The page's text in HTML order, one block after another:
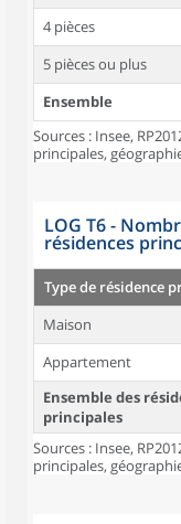
4 pièces
5 pièces ou plus
Ensemble
Sources : Insee,
principales,
LOG T6 -
résidences
Type de résidence
Maison
Appartement
Ensemble des
principales
Sources : Insee,
principales,